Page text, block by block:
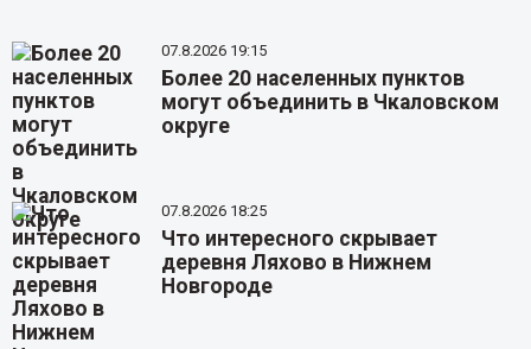
07.8.2026 19:15
Более 20 населенных пунктов
могут объединить в Чкаловском
округе
07.8.2026 18:25
Что интересного скрывает
деревня Ляхово в Нижнем
Новгороде